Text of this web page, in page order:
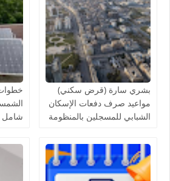
بشري سارة (قرض سكني)
مواعيد صرف دفعات الإسكان
الشبابي للمسجلين بالمنظومة
شامل